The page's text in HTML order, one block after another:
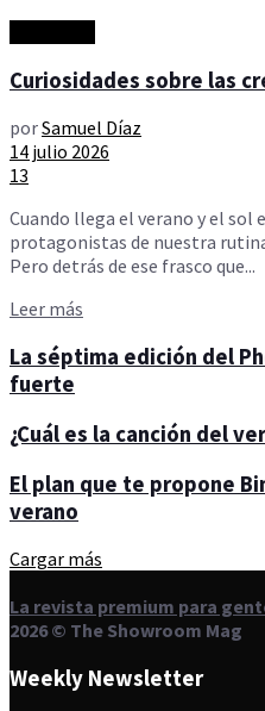
Curiosidades sobre las
porSamuel Díaz
14 julio 2026
13
Cuando llega el verano y el sol
protagonistas de nuestra
Pero detrás de ese frasco que...
Leer más
La séptima edición del
fuerte
¿Cuál es la canción del
El plan que te propone
verano
Cargar más
La revista premium para
2026 © The Showroom Mag
Weekly Newsletter